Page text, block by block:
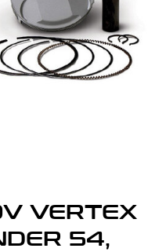
VERTEX
54,